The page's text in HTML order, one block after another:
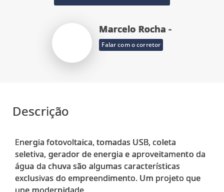
Marcelo Rocha -
Falar com o corretor
Descrição
Energia fotovoltaica, tomadas USB, coleta
seletiva, gerador de energia e aproveitamento da
água da chuva são algumas características
exclusivas do empreendimento. Um projeto que
une modernidade